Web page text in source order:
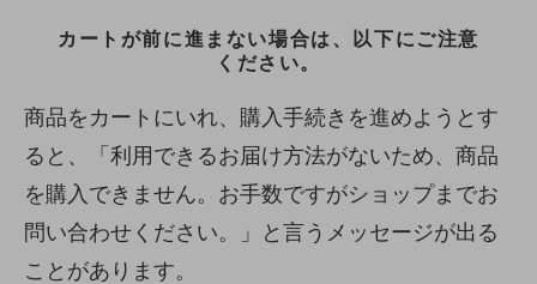
カートが前に進まない場合は、以下にご注意
ください。
商品をカートにいれ、購入手続きを進めようとす
ると、「利用できるお届け方法がないため、商品
を購入できません。お手数ですがショップまでお
問い合わせください。」と言うメッセージが出る
ことがあります。